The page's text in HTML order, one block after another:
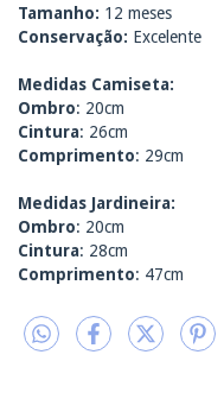
Tamanho: 12 meses
Conservação: Excelente
Medidas Camiseta:
Ombro: 20cm
Cintura: 26cm
Comprimento: 29cm
Medidas Jardineira:
Ombro: 20cm
Cintura: 28cm
Comprimento: 47cm